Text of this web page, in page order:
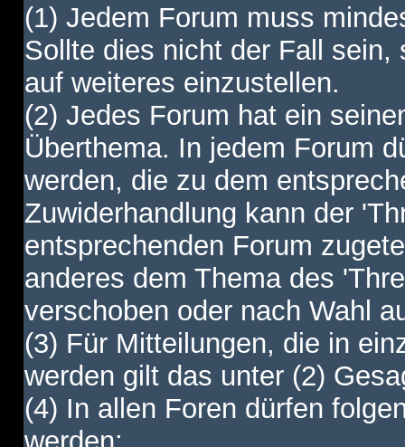
(1) Jedem Forum muss
Sollte dies nicht der Fall
auf weiteres einzustellen.
(2) Jedes Forum hat ein
Überthema. In jedem Forum
werden, die zu dem
Zuwiderhandlung kann der
entsprechenden Forum
anderes dem Thema des
verschoben oder nach Wahl
(3) Für Mitteilungen, die in
werden gilt das unter (2)
(4) In allen Foren dürfen